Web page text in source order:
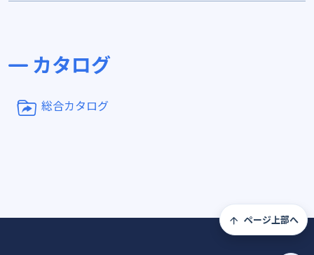
カタログ
総合カタログ
ページ上部へ